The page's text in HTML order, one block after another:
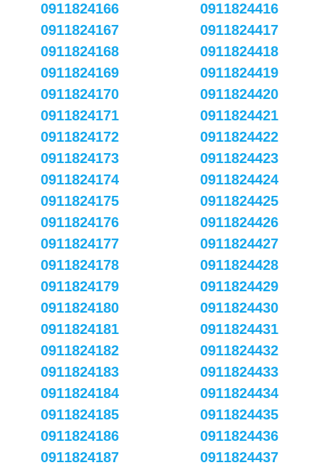
0911824166
0911824167
0911824168
0911824169
0911824170
0911824171
0911824172
0911824173
0911824174
0911824175
0911824176
0911824177
0911824178
0911824179
0911824180
0911824181
0911824182
0911824183
0911824184
0911824185
0911824186
0911824187
0911824416
0911824417
0911824418
0911824419
0911824420
0911824421
0911824422
0911824423
0911824424
0911824425
0911824426
0911824427
0911824428
0911824429
0911824430
0911824431
0911824432
0911824433
0911824434
0911824435
0911824436
0911824437